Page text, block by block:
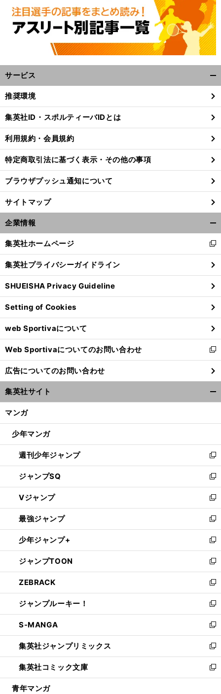
サービス
閉
る
推奨環境
集英社ID・スポルティーバIDとは
利用規約・会員規約
特定商取引法に基づく表示・その他の事項
ブラウザプッシュ通知について
サイトマップ
企業情報
閉
る
集英社ホームページ
新
し
い
ウ
ィ
ン
ド
ウ
で
開
く
集英社プライバシーガイドライン
SHUEISHA Privacy Guideline
Setting of Cookies
web Sportivaについて
Web Sportivaについてのお問い合わせ
新
し
い
ウ
ィ
ン
ウ
開
く
広告についてのお問い合わせ
集英社サイト
マンガ
少年マンガ
週刊少年ジャンプ
新
し
い
ウ
ィ
ン
ド
ウ
で
開
く
ジャンプSQ
新
し
い
ウ
ィ
ン
ド
ウ
で
開
く
Vジャンプ
新
し
い
ウ
ィ
ン
ド
ウ
で
開
く
最強ジャンプ
新
し
い
ウ
ィ
ン
ド
ウ
で
開
く
少年ジャンプ+
新
し
い
ウ
ィ
ン
ド
ウ
で
開
く
ジャンプTOON
新
し
い
ウ
ィ
ン
ド
ウ
で
開
く
ZEBRACK
新
し
い
ウ
ィ
ン
ド
ウ
で
開
ジャンプルーキー！
新
し
い
ウ
ィ
ン
ド
ウ
S-MANGA
新
し
い
ウ
ィ
ン
集英社ジャンプリミックス
新
し
い
ウ
集英社コミック文庫
新
し
青年マンガ